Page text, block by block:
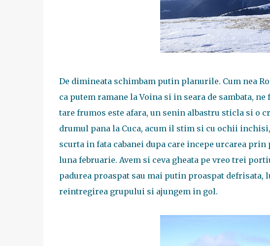
De dimineata schimbam putin planurile. Cum nea
ca putem ramane la Voina si in seara de sambata,
tare frumos este afara, un senin albastru sticla si o
drumul pana la Cuca, acum il stim si cu ochii
scurta in fata cabanei dupa care incepe urcarea
luna februarie. Avem si ceva gheata pe vreo trei
padurea proaspat sau mai putin proaspat defrisata,
reintregirea grupului si ajungem in gol.